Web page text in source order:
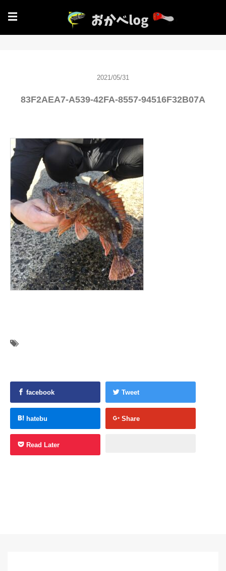
☰
2021/05/31
83F2AEA7-A539-42FA-8557-94516F32B07A
facebook Tweet
hatebu Share
Read Later